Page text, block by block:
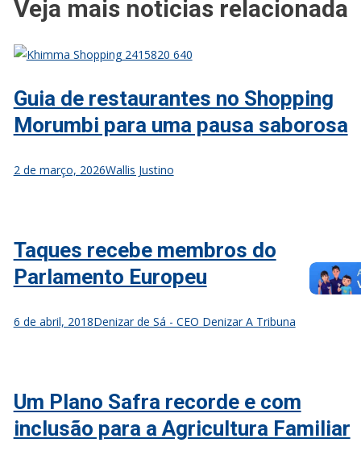
Veja mais noticias relacionada
Guia de restaurantes no Shopping
Morumbi para uma pausa saborosa
2 de março, 2026Wallis Justino
Taques recebe membros do
Parlamento Europeu
6 de abril, 2018Denizar de Sá - CEO Denizar A Tribuna
Um Plano Safra recorde e com
inclusão para a Agricultura Familiar